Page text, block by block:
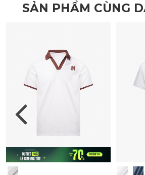
SẢN PHẨM CÙNG